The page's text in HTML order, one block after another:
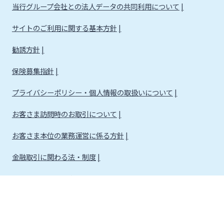
当行グループ会社との法人データの共同利用について
サイトのご利用に関する基本方針
勧誘方針
保険募集指針
プライバシーポリシー・個人情報の取扱いについて
お客さま訪問時のお取引について
お客さま本位の業務運営に係る方針
金融取引に関わる法・制度
金融取引に関わる方針